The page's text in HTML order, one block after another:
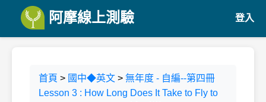
阿摩線上測驗 登入
首頁 > 國中◆英文 > 無年度 - 自編--第四冊
Lesson 3 : How Long Does It Take to Fly to